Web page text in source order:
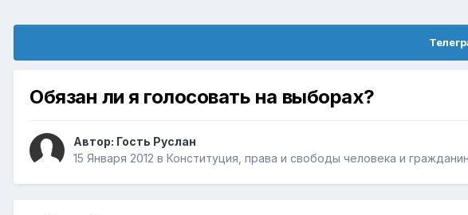
Обязан ли я голосовать на выборах?
Автор: Гость Руслан
15 Января 2012 в Конституция, права и свободы человека и